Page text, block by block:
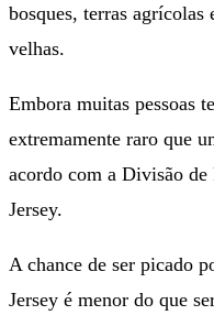
bosques, terras agrícolas
velhas.
Embora muitas pessoas
extremamente raro que
acordo com a Divisão de
Jersey.
A chance de ser picado
Jersey é menor do que